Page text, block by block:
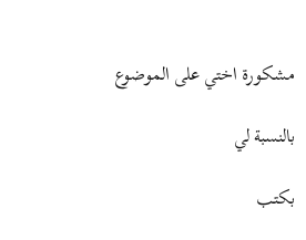
مشكورة اختي على الموضوع
بالنسبة لي
بكتب